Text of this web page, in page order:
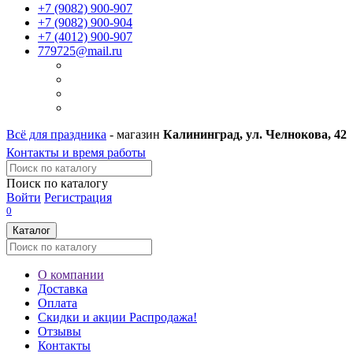
+7 (9082) 900-907
+7 (9082) 900-904
+7 (4012) 900-907
779725@mail.ru
Всё для праздника - магазин Калининград, ул. Челнокова, 42
Контакты и время работы
Поиск по каталогу
Войти Регистрация
0
Каталог
О компании
Доставка
Оплата
Скидки и акции Распродажа!
Отзывы
Контакты